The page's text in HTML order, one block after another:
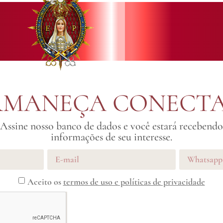
Assine nosso banco de dados e você estará recebendo
informações de seu interesse.
Aceito ostermos de uso e políticas de privacidade